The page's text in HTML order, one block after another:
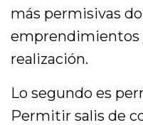
más permisivas
emprendimientos
realización.
Lo segundo es
Permitir salis de